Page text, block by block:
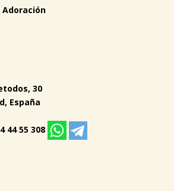
Adoración
30
España
44 55 308